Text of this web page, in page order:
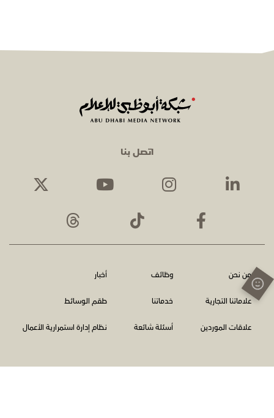
اتصل بنا
من نحن وظائف أخبار
علاماتنا التجارية خدماتنا طقم الوسائط
علاقات الموردين أسئلة شائعة نظام إدارة استمرارية الأعمال